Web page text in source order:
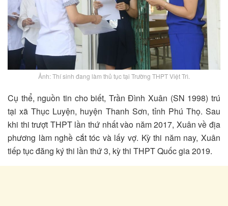
Ảnh: Thí sinh đang làm thủ tục tại Trường THPT Việt Trì.
Cụ thể, nguồn tin cho biết, Trần Đình Xuân (SN 1998) trú
tại xã Thục Luyện, huyện Thanh Sơn, tỉnh Phú Thọ. Sau
khi thi trượt THPT lần thứ nhất vào năm 2017, Xuân về địa
phương làm nghề cắt tóc và lấy vợ. Kỳ thi năm nay, Xuân
tiếp tục đăng ký thi lần thứ 3, kỳ thi THPT Quốc gia 2019.